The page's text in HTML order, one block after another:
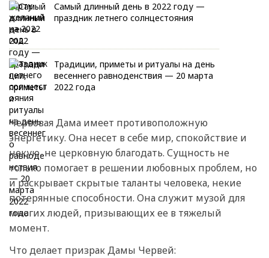
Самый длинный день в 2022 году —
праздник летнего солнцестояния
Традиции, приметы и ритуалы на день
весеннего равноденствия — 20 марта
2022 года
Червовая Дама имеет противоположную
энергетику. Она несет в себе мир, спокойствие и
некую, не церковную благодать. Сущность не
только помогает в решении любовных проблем, но
и раскрывает скрытые таланты человека, некие
потерянные способности. Она служит музой для
многих людей, призывающих ее в тяжелый
момент.
Что делает призрак Дамы Червей: